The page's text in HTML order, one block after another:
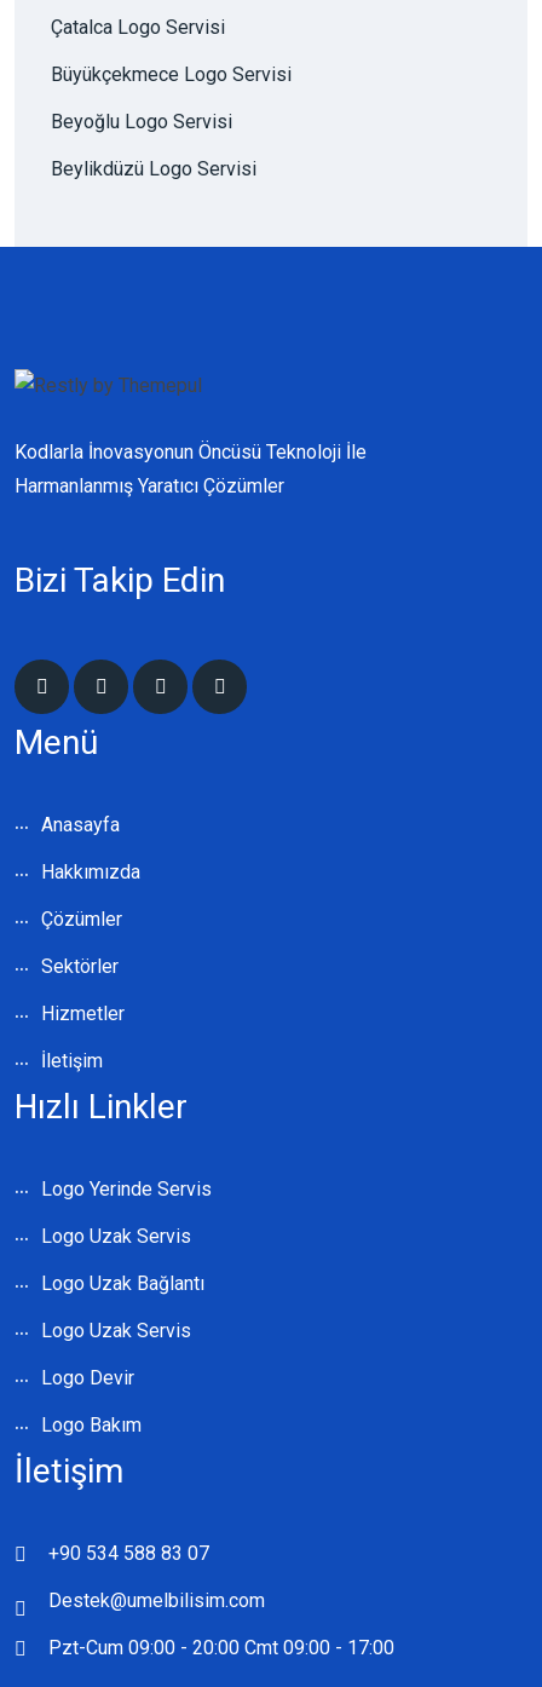
Çatalca Logo Servisi
Büyükçekmece Logo Servisi
Beyoğlu Logo Servisi
Beylikdüzü Logo Servisi
Kodlarla İnovasyonun Öncüsü Teknoloji İle
Harmanlanmış Yaratıcı Çözümler
Bizi Takip Edin
Menü
Anasayfa
Hakkımızda
Çözümler
Sektörler
Hizmetler
İletişim
Hızlı Linkler
Logo Yerinde Servis
Logo Uzak Servis
Logo Uzak Bağlantı
Logo Uzak Servis
Logo Devir
Logo Bakım
İletişim
+90 534 588 83 07
Destek@umelbilisim.com
Pzt-Cum 09:00 - 20:00 Cmt 09:00 - 17:00